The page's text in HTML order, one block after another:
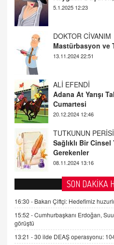
13.11.2024 22:51
ALİ EFENDİ
Adana At Yarışı
Cumartesi
TUTKUNUN PERİSİ
Sağlıklı Bir
Gerekenler
08.11.2024 13:16
FARUK ÖNALAN
Tezkere
2 Kasım 2021 Salı 00:11
AV. DOĞAN CAN
Kişisel verilerin
gelişimi
15.09.2025 16:17
SEHER EREK
Kış Ayları Geldi,
SON DAKİKA
16:30 - Bakan Çiftçi: Hedefimiz
15:52 -Cumhurbaşkanı Erdoğan,
görüştü
13:21 -30 ilde DEAŞ operasyonu: